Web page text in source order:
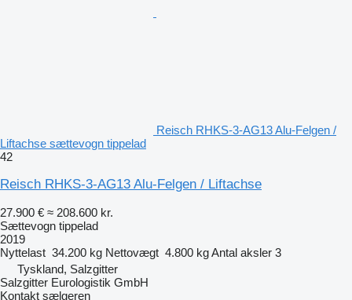
Reisch RHKS-3-AG13 Alu-Felgen /
Liftachse sættevogn tippelad
42
Reisch RHKS-3-AG13 Alu-Felgen / Liftachse
27.900 € ≈ 208.600 kr.
Sættevogn tippelad
2019
Nyttelast 34.200 kg Nettovægt 4.800 kgAntal aksler 3
Tyskland, Salzgitter
Salzgitter Eurologistik GmbH
Kontakt sælgeren